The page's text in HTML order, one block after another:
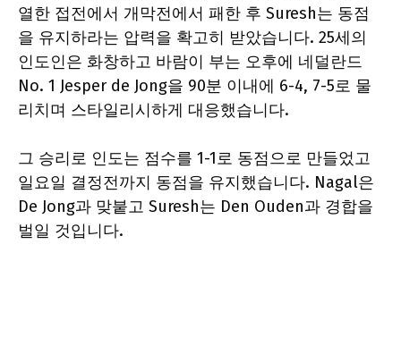
열한 접전에서 개막전에서 패한 후 Suresh는 동점
을 유지하라는 압력을 확고히 받았습니다. 25세의
인도인은 화창하고 바람이 부는 오후에 네덜란드
No. 1 Jesper de Jong을 90분 이내에 6-4, 7-5로 물
리치며 스타일리시하게 대응했습니다.
그 승리로 인도는 점수를 1-1로 동점으로 만들었고
일요일 결정전까지 동점을 유지했습니다. Nagal은
De Jong과 맞붙고 Suresh는 Den Ouden과 경합을
벌일 것입니다.